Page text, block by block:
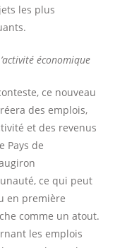
les plus
économique
ce nouveau
des emplois,
et des revenus
Pays de
ce qui peut
en première
comme un atout.
les emplois